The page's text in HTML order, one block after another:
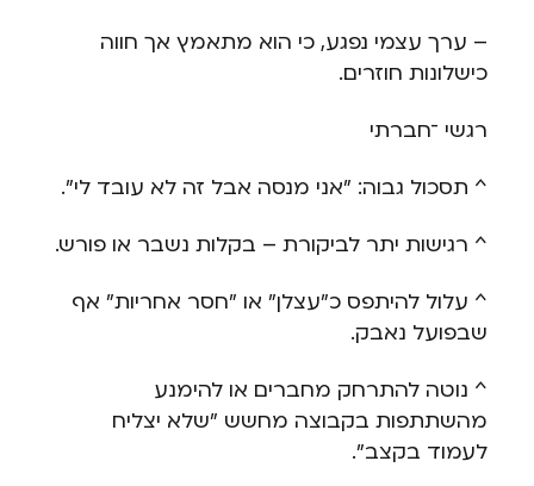
– ערך עצמי נפגע, כי הוא מתאמץ אך חווה
כישלונות חוזרים.
רגשי ־חברתי
^ תסכול גבוה: "אני מנסה אבל זה לא עובד לי".
^ רגישות יתר לביקורת – בקלות נשבר או פורש.
^ עלול להיתפס כ"עצלן" או "חסר אחריות" אף
שבפועל נאבק.
^ נוטה להתרחק מחברים או להימנע
מהשתתפות בקבוצה מחשש "שלא יצליח
לעמוד בקצב".